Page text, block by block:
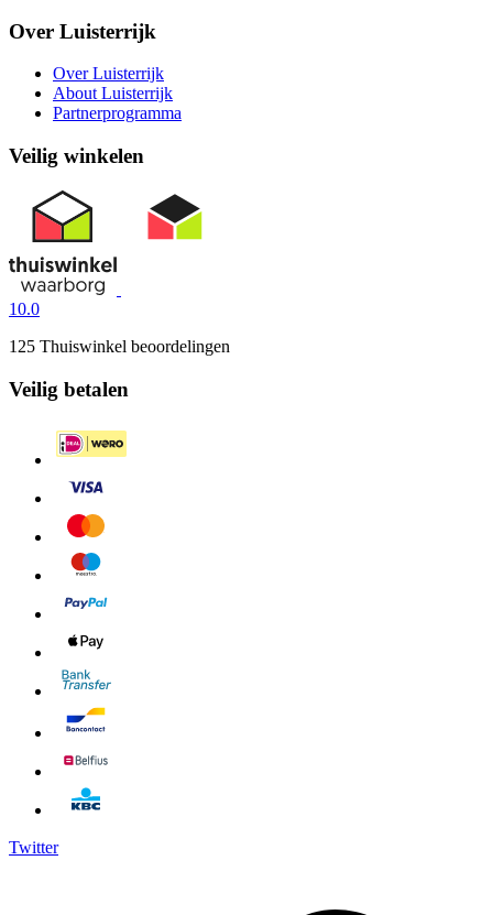
Over Luisterrijk
Over Luisterrijk
About Luisterrijk
Partnerprogramma
Veilig winkelen
10.0
125 Thuiswinkel beoordelingen
Veilig betalen
Twitter